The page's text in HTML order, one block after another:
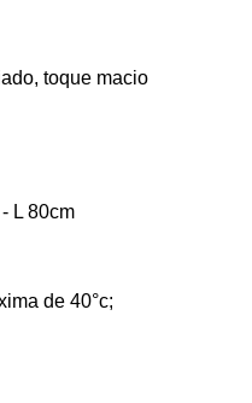
toque macio
L 80cm
de 40°c;